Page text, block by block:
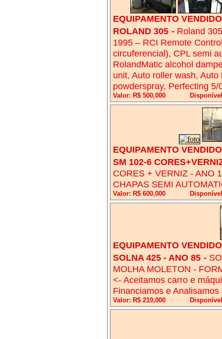
EQUIPAMENTO
ROLAND 305 - Roland
1995 – RCI Remote
circuferencial), CPL semi
RolandMatic alcohol
unit, Auto roller wash,
powderspray, Perfecting 5/
Valor: R$ 500,000
EQUIPAMENTO
SM 102-6
CORES + VERNIZ - ANO
CHAPAS SEMI
Valor: R$ 600,000
EQUIPAMENTO
SOLNA 425 - ANO 85 -
MOLHA MOLETON -
<- Aceitamos carro e
Financiamos e
Valor: R$ 210,000